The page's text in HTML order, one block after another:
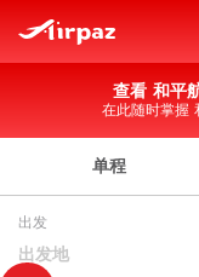
查看 和平
在此随时掌握
单程
出发
出发地